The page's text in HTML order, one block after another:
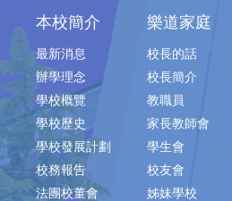
本校簡介
最新消息
辦學理念
學校概覽
學校歷史
學校發展計劃
校務報告
法團校董會
樂道家庭
校長的話
校長簡介
教職員
家長教師會
學生會
校友會
姊妹學校